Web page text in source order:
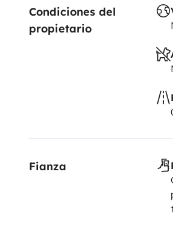
Condiciones del
propietario
Fianza